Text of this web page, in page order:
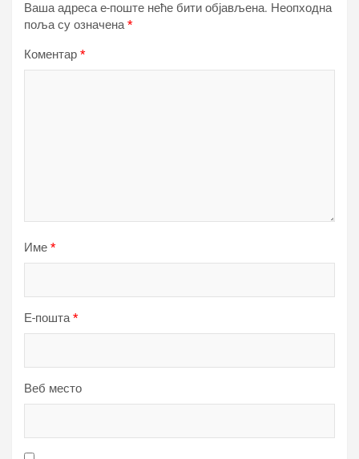
Ваша адреса е-поште неће бити објављена. Неопходна
поља су означена*
Коментар *
Име *
Е-пошта*
Веб место